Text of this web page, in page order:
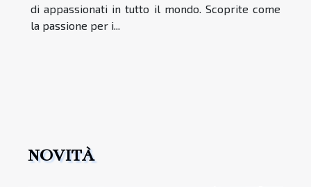
di appassionati in tutto il mondo. Scoprite come
la passione per i...
NOVITÀ